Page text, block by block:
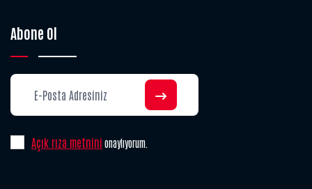
Abone Ol
Açık rıza metnini onaylıyorum.